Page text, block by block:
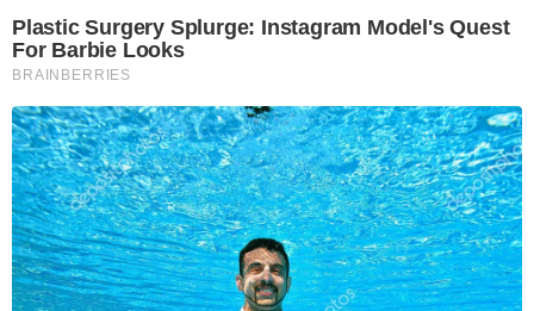
Plastic Surgery Splurge: Instagram Model's Quest
For Barbie Looks
BRAINBERRIES